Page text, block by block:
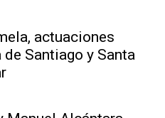
actuaciones
Santiago y Santa